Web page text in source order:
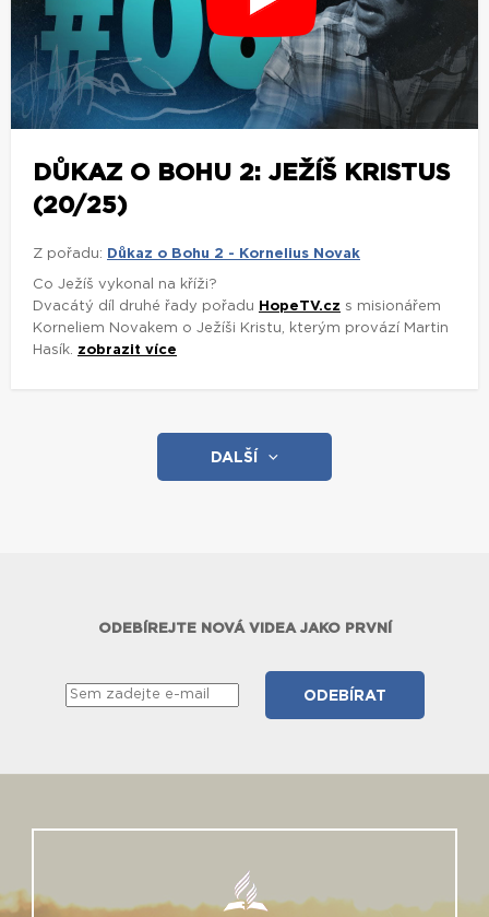
DŮKAZ O BOHU 2: JEŽÍŠ KRISTUS
(20/25)
Z pořadu: Důkaz o Bohu 2 - Kornelius Novak
Co Ježíš vykonal na kříži?
Dvacátý díl druhé řady pořadu
HopeTV.cz s misionářem
Korneliem Novakem o Ježíši Kristu, kterým provází Martin
Hasík. zobrazit více
DALŠÍ
ODEBÍREJTE NOVÁ VIDEA JAKO PRVNÍ